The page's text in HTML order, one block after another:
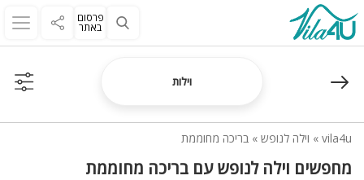
פרסום
באתר
וילות
vila4u
» וילה לנופש » בריכה מחוממת
מחפשים וילה לנופש עם בריכה מחוממת